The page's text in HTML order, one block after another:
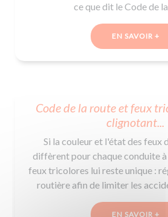
ce que dit le Code de
EN SAVOIR +
Code de la route et feux
clignotant...
Si la couleur et l'état des feux
diffèrent pour chaque conduite à
feux tricolores lui reste unique :
routière afin de limiter les
EN SAVOIR +